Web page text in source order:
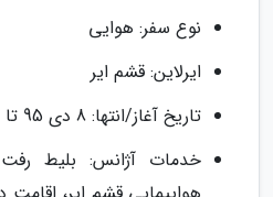
نوع سفر: هوایی
ایرلاین: قشم ایر
تاریخ آغاز/انتها: 8 دی 95 تا 22 دی 95
خدمات آژانس: بلیط